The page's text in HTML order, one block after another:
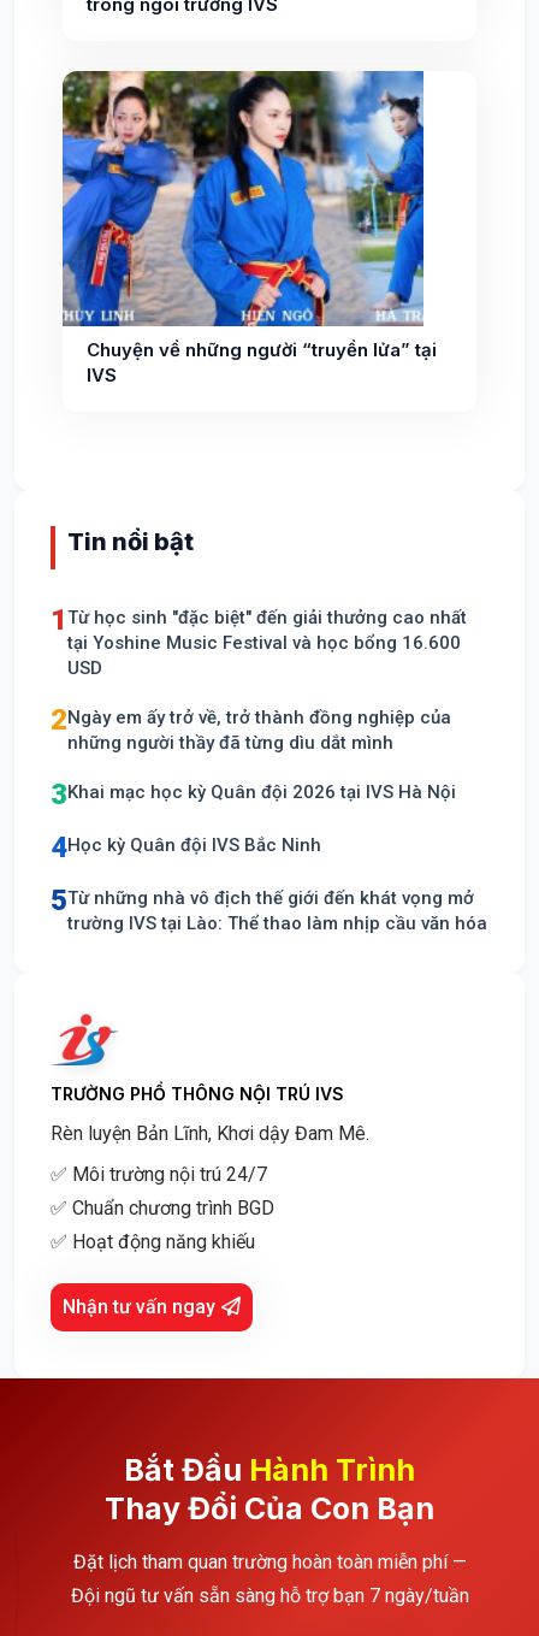
Chuyện về những người “truyền lửa” tại
IVS
Tin nổi bật
1 Từ học sinh "đặc biệt" đến giải thưởng cao nhất
tại Yoshine Music Festival và học bổng 16.600
USD
2Ngày em ấy trở về, trở thành đồng nghiệp của
những người thầy đã từng dìu dắt mình
3Khai mạc học kỳ Quân đội 2026 tại IVS Hà Nội
4Học kỳ Quân đội IVS Bắc Ninh
5Từ những nhà vô địch thế giới đến khát vọng mở
trường IVS tại Lào: Thể thao làm nhịp cầu văn hóa
TRƯỜNG PHỔ THÔNG NỘI TRÚ IVS
Rèn luyện Bản Lĩnh, Khơi dậy Đam Mê.
✅ Môi trường nội trú 24/7
✅ Chuẩn chương trình BGD
✅ Hoạt động năng khiếu
Nhận tư vấn ngay
Bắt Đầu Hành Trình
Thay Đổi Của Con Bạn
Đặt lịch tham quan trường hoàn toàn miễn phí —
Đội ngũ tư vấn sẵn sàng hỗ trợ bạn 7 ngày/tuần